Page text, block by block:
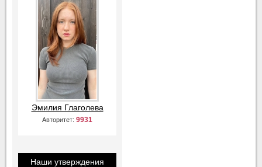
Эмилия Глаголева
Авторитет: 9931
Наши утверждения